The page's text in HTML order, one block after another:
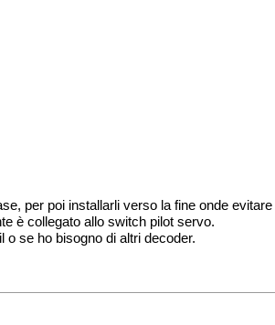
per poi installarli verso la fine onde
è collegato allo switch pilot servo.
se ho bisogno di altri decoder.